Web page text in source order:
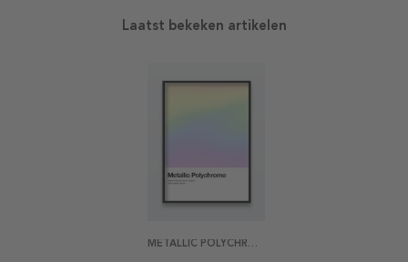
Laatst bekeken artikelen
METALLIC POLYCHROME POSTER